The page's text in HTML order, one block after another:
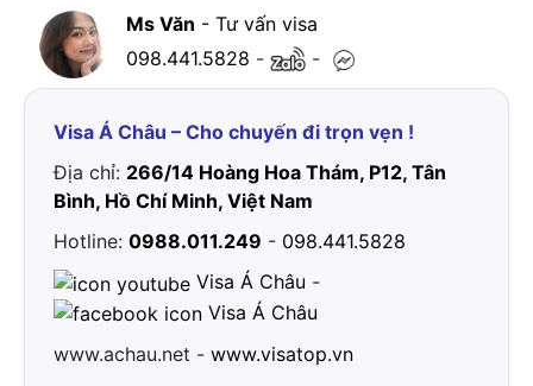
Ms Văn - Tư vấn visa
098.441.5828 - -
Visa Á Châu – Cho chuyến đi trọn vẹn !
Địa chỉ: 266/14 Hoàng Hoa Thám, P12, Tân
Bình, Hồ Chí Minh, Việt Nam
Hotline: 0988.011.249 - 098.441.5828
Visa Á Châu -
Visa Á Châu
www.achau.net - www.visatop.vn